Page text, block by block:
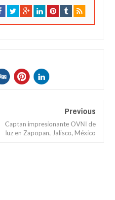
Previous
Captan impresionante OVNI de
luz en Zapopan, Jalisco, México